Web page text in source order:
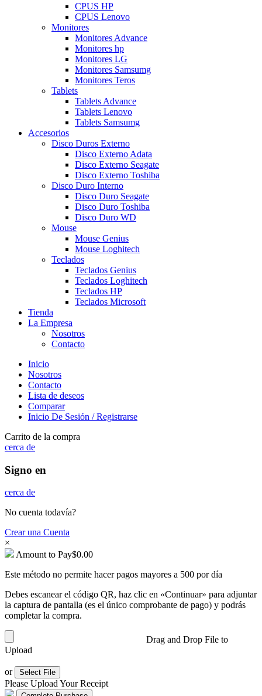
CPUS HP
CPUS Lenovo
Monitores
Monitores Advance
Monitores hp
Monitores LG
Monitores Samsumg
Monitores Teros
Tablets
Tablets Advance
Tablets Lenovo
Tablets Samsumg
Accesorios
Disco Duros Externo
Disco Externo Adata
Disco Externo Seagate
Disco Externo Toshiba
Disco Duro Interno
Disco Duro Seagate
Disco Duro Toshiba
Disco Duro WD
Mouse
Mouse Genius
Mouse Loghitech
Teclados
Teclados Genius
Teclados Loghitech
Teclados HP
Teclados Microsoft
Tienda
La Empresa
Nosotros
Contacto
Inicio
Nosotros
Contacto
Lista de deseos
Comparar
Inicio De Sesión / Registrarse
Carrito de la compra
cerca de
Signo en
cerca de
No cuenta todavía?
Crear una Cuenta
×
Amount to Pay$0.00
Este método no permite hacer pagos mayores a 500 por día
Debes escanear el código QR, haz clic en «Continuar» para adjuntar
la captura de pantalla (es el único comprobante de pago) y podrás
completar la compra.
Drag and Drop File to
Upload
or Select File
Please Upload Your Receipt